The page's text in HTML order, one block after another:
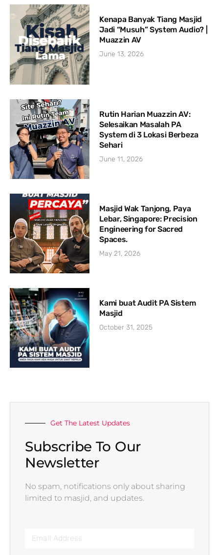
Kenapa Banyak Tiang Masjid
Jadi “Musuh” System Audio? |
Muazzin AV
June 13, 2026
Rutin Harian Muazzin AV:
Selesaikan Masalah PA
System di 3 Lokasi Berbeza
Sehari
June 11, 2026
Masjid Wak Tanjong, Paya
Lebar, Singapore: Precision
Engineering for Sacred
Spaces.
May 21, 2026
Kami buat Audit PA Sistem
Masjid
October 31, 2025
Get The Latest Updates
Subscribe To Our
Newsletter
No spam, notifications only about sharing
limited to masjid, and updates.